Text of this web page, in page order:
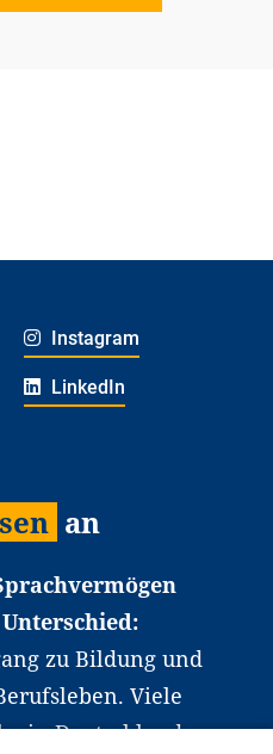
Instagram
LinkedIn
an
zu Bildung und
Viele
in Deutschland